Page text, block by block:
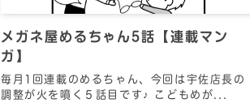
メガネ屋めるちゃん5話【連載マン
ガ】
毎月1回連載のめるちゃん、今回は宇佐店長の
調整が火を噴く５話目です♪ こどもめが...